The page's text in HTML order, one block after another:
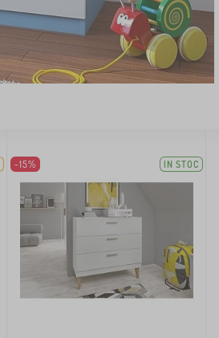
-15% IN STOC